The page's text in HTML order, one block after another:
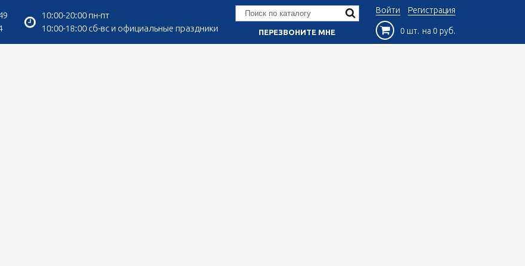
10:00-20:00 пн-пт
10:00-18:00 сб-вс и официальные праздники
ПЕРЕЗВОНИТЕ МНЕ
Войти Регистрация
0 шт. на 0 руб.